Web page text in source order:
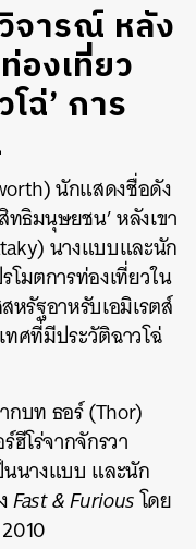
จารณ์ หลัง
องเที่ยว
ฉ่’ การ
นักแสดงชื่อดัง
ธิมนุษยชน’ หลังเขา
นางแบบและนัก
มตการท่องเที่ยวใน
หรัฐอาหรับเอมิเรตส์
ทศที่มีประวัติฉาวโฉ่
กบท ธอร์ (Thor)
ฮีโร่จากจักรวา
นนางแบบ และนัก
Fast & Furiousโดย